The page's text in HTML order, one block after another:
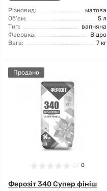
Різновид:
матова
Об'єм:
5 л
Тип:
вапняна
Фасовка:
Відро
Вага:
7 кг
Продано
0
Ферозіт 340 Супер фініш